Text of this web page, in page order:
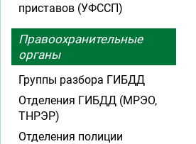
приставов (УФССП)
Правоохранительные
органы
Группы разбора ГИБДД
Отделения ГИБДД (МРЭО,
ТНРЭР)
Отделения полиции